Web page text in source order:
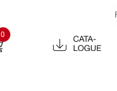
0
Catalogue
2022